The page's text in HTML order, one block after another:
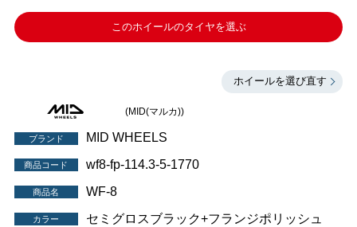
このホイールのタイヤを選ぶ
ホイールを選び直す
(MID(マルカ))
ブランド MID WHEELS
商品コード wf8-fp-114.3-5-1770
商品名 WF-8
カラー セミグロスブラック+フランジポリッシュ